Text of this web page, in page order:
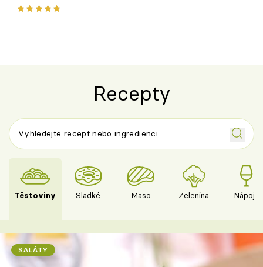
ovoce
Recepty
Těstoviny Sladké Maso Zelenina Nápoje
SALÁTY